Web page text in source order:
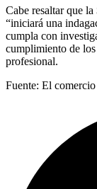
Cabe resaltar que la
“iniciará una
cumpla con
cumplimiento de
profesional.
Fuente: El comercio